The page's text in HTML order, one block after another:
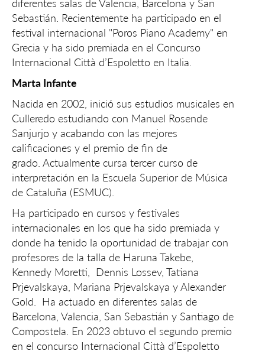
diferentes salas de Valencia, Barcelona y San
Sebastián. Recientemente ha participado en el
festival internacional "Poros Piano Academy" en
Grecia y ha sido premiada en el Concurso
Internacional Città d’Espoletto en Italia.
Marta Infante
Nacida en 2002, inició sus estudios musicales en
Culleredo estudiando con Manuel Rosende
Sanjurjo y acabando con las mejores
calificaciones y el premio de fin de
grado. Actualmente cursa tercer curso de
interpretación en la Escuela Superior de Música
de Cataluña (ESMUC).
Ha participado en cursos y festivales
internacionales en los que ha sido premiada y
donde ha tenido la oportunidad de trabajar con
profesores de la talla de Haruna Takebe,
Kennedy Moretti, Dennis Lossev, Tatiana
Prjevalskaya, Mariana Prjevalskaya y Alexander
Gold. Ha actuado en diferentes salas de
Barcelona, Valencia, San Sebastián y Santiago de
Compostela. En 2023 obtuvo el segundo premio
en el concurso Internacional Città d’Espoletto